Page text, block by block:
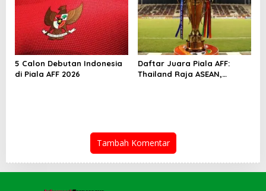
5 Calon Debutan Indonesia
di Piala AFF 2026
Daftar Juara Piala AFF:
Thailand Raja ASEAN,
Tambah Komentar